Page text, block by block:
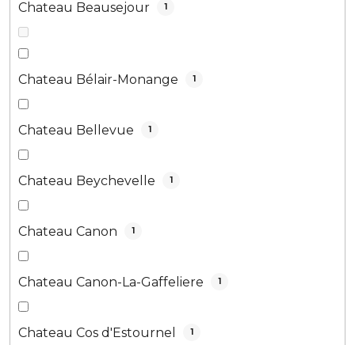
Chateau Beausejour 1
Chateau Bélair-Monange 1
Chateau Bellevue 1
Chateau Beychevelle 1
Chateau Canon 1
Chateau Canon-La-Gaffeliere 1
Chateau Cos d'Estournel 1